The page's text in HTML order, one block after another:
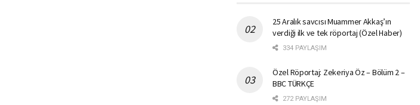
25 Aralık savcısı Muammer Akkaş’ın
verdiği ilk ve tek röportaj (Özel Haber)
334 PAYLAŞIM
Özel Röportaj: Zekeriya Öz – Bölüm 2 –
BBC TÜRKÇE
272 PAYLAŞIM